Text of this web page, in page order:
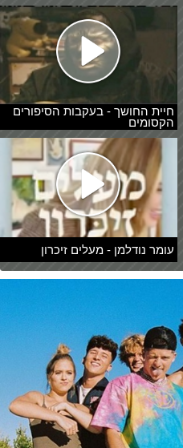
חיית החושך - בעקבות הסיפורים
הקסומים
עומר נודלמן - מעלים זיכרון